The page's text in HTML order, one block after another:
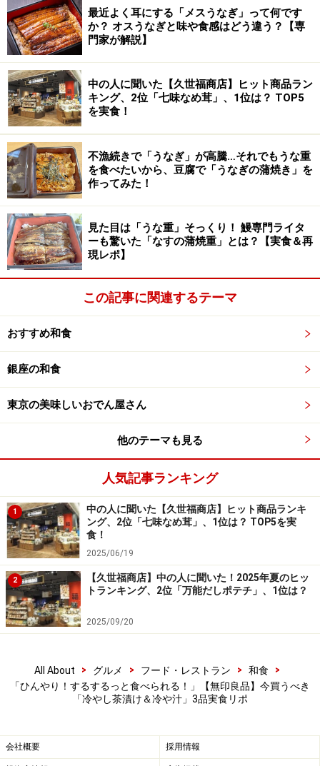
て美味。青じその爽やかな風味が、後味をさっぱりとま
とめてくれています。氷を加えてさらに冷やして食べる
と涼やかで、よりおいしくなるのでおすすめです。
2. 「冷やし茶漬け 長野のやたら」390円
「冷やし茶漬け 長野のやたら」2食入り 390円（税込）
続いて紹介するのは、「冷やし茶漬け 長野のやたら」2
食入り 390円（税込）。長野県北部（北信濃）の郷土料
理「やたら」をイメージした一品で、夏野菜や漬物を刻
み、青唐辛子の辛みが効いた冷やし茶漬けです。
こちらもフリーズドライタイプなので、ごはんに本品を
のせ、冷たい水をかけるだけで簡単に完成します。
漬物と野菜の食感が◎ ピリ辛な味わいと、ひんやりスープ
が食欲をそそる味わいです
食べてみると、漬物ならではのポリポリとした食感、み
そのコク、青唐辛子のピリ辛風味が口いっぱいに広が
ナス、キュウリ、野沢菜、ミョウガ、大根のみそ漬けな
ど具材がたっぷりと入っており、一杯で食べ応え抜群で
す。冷やし茶漬けとしてはもちろん、温かいお茶漬けと
してもおいしくいただけます。
3. 「ごはんにかける 宮崎風 冷や汁」290円
「ごはんにかける 宮崎風 冷や汁」155g（1人前）290円（税
込）
最後に紹介するのは、「ごはんにかける 宮崎風 冷や汁」
本にした商品で、鯵（アジ）のほぐし身に、麦みそとご
まの香ばしい風味のだしが効いた冷や汁です。
最近よく耳にする「メスうなぎ」って何です
か？ オスうなぎと味や食感はどう違う？【専
門家が解説】
中の人に聞いた【久世福商店】ヒット商品ラン
キング、2位「七味なめ茸」、1位は？ TOP5
を実食！
不漁続きで「うなぎ」が高騰…それでもうな重
を食べたいから、豆腐で「うなぎの蒲焼き」を
作ってみた！
見た目は「うな重」そっくり！ 鰻専門ライタ
ーも驚いた「なすの蒲焼重」とは？【実食＆再
現レポ】
この記事に関連するテーマ
おすすめ和食
銀座の和食
東京の美味しいおでん屋さん
他のテーマも見る
人気記事ランキング
1
中の人に聞いた【久世福商店】ヒット商品ランキ
ング、2位「七味なめ茸」、1位は？ TOP5を実
食！
2025/06/19
2
【久世福商店】中の人に聞いた！2025年夏のヒッ
トランキング、2位「万能だしポテチ」、1位は？
2025/09/20
All About > グルメ > フード・レストラン > 和食
>
「ひんやり！するするっと食べられる！」【無印良品】今買うべき
「冷やし茶漬け＆冷や汁」3品実食リポ
会社概要 採用情報